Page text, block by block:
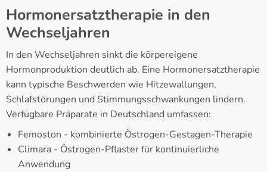
Hormonersatztherapie in den
Wechseljahren
In den Wechseljahren sinkt die körpereigene
Hormonproduktion deutlich ab. Eine Hormonersatztherapie
kann typische Beschwerden wie Hitzewallungen,
Schlafstörungen und Stimmungsschwankungen lindern.
Verfügbare Präparate in Deutschland umfassen:
Femoston - kombinierte Östrogen-Gestagen-Therapie
Climara - Östrogen-Pflaster für kontinuierliche
Anwendung